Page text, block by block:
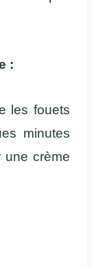
:
les fouets
minutes
une crème